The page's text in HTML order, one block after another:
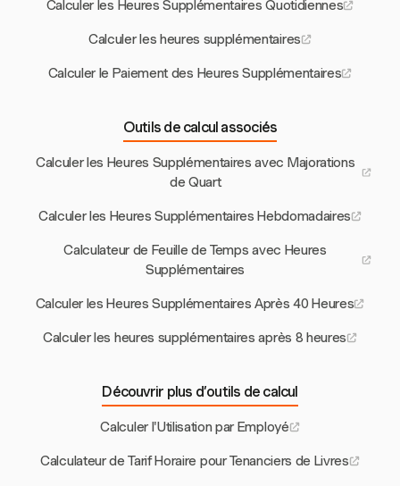
Calculer les Heures Supplémentaires Quotidiennes
Calculer les heures supplémentaires
Calculer le Paiement des Heures Supplémentaires
Outils de calcul associés
Calculer les Heures Supplémentaires avec Majorations
de Quart
Calculer les Heures Supplémentaires Hebdomadaires
Calculateur de Feuille de Temps avec Heures
Supplémentaires
Calculer les Heures Supplémentaires Après 40 Heures
Calculer les heures supplémentaires après 8 heures
Découvrir plus d’outils de calcul
Calculer l'Utilisation par Employé
Calculateur de Tarif Horaire pour Tenanciers de Livres